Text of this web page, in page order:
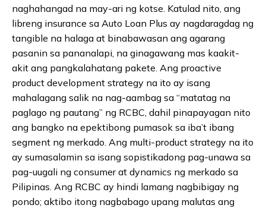
naghahangad na may-ari ng kotse. Katulad nito, ang
libreng insurance sa Auto Loan Plus ay nagdaragdag ng
tangible na halaga at binabawasan ang agarang
pasanin sa pananalapi, na ginagawang mas kaakit-
akit ang pangkalahatang pakete. Ang proactive
product development strategy na ito ay isang
mahalagang salik na nag-aambag sa “matatag na
paglago ng pautang” ng RCBC, dahil pinapayagan nito
ang bangko na epektibong pumasok sa iba’t ibang
segment ng merkado. Ang multi-product strategy na ito
ay sumasalamin sa isang sopistikadong pag-unawa sa
pag-uugali ng consumer at dynamics ng merkado sa
Pilipinas. Ang RCBC ay hindi lamang nagbibigay ng
pondo; aktibo itong nagbabago upang malutas ang